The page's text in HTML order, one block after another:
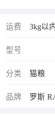
运费 3kg以
型号
分类 猫粮
品牌 罗斯